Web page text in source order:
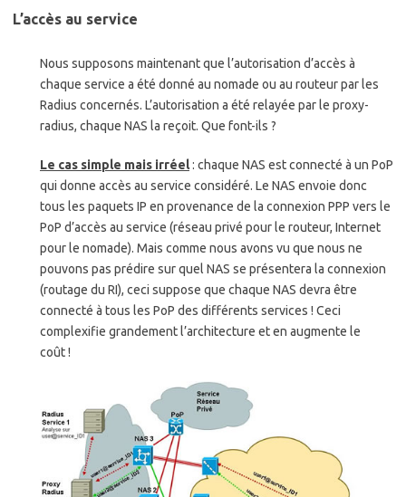
L’accès au service
Nous supposons maintenant que l’autorisation d’accès à
chaque service a été donné au nomade ou au routeur par les
Radius concernés. L’autorisation a été relayée par le proxy-
radius, chaque NAS la reçoit. Que font-ils ?
Le cas simple mais irréel: chaque NAS est connecté à un PoP
qui donne accès au service considéré. Le NAS envoie donc
tous les paquets IP en provenance de la connexion PPP vers le
PoP d’accès au service (réseau privé pour le routeur, Internet
pour le nomade). Mais comme nous avons vu que nous ne
pouvons pas prédire sur quel NAS se présentera la connexion
(routage du RI), ceci suppose que chaque NAS devra être
connecté à tous les PoP des différents services ! Ceci
complexifie grandement l’architecture et en augmente le
coût !